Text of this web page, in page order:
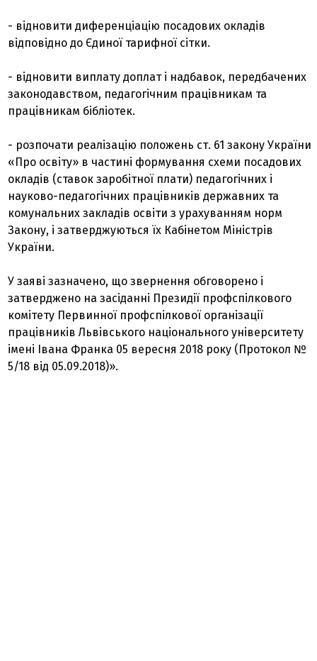
- відновити диференціацію посадових окладів
відповідно до Єдиної тарифної сітки.
- відновити виплату доплат і надбавок, передбачених
законодавством, педагогічним працівникам та
працівникам бібліотек.
- розпочати реалізацію положень ст. 61 закону України
«Про освіту» в частині формування схеми посадових
окладів (ставок заробітної плати) педагогічних і
науково-педагогічних працівників державних та
комунальних закладів освіти з урахуванням норм
Закону, і затверджуються їх Кабінетом Міністрів
України.
У заяві зазначено, що звернення обговорено і
затверджено на засіданні Президії профспілкового
комітету Первинної профспілкової організації
працівників Львівського національного університету
імені Івана Франка 05 вересня 2018 року (Протокол №
5/18 від 05.09.2018)».